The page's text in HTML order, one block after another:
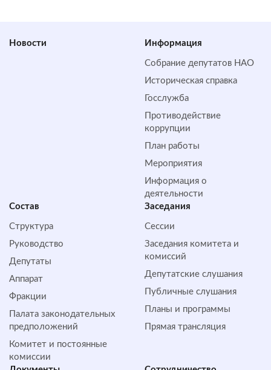
Новости Информация
Собрание депутатов НАО
Историческая справка
Госслужба
Противодействие
коррупции
План работы
Мероприятия
Информация о
деятельности
Состав
Структура
Руководство
Депутаты
Аппарат
Фракции
Палата законодательных
предположений
Комитет и постоянные
комиссии
Заседания
Сессии
Заседания комитета и
комиссий
Депутатские слушания
Публичные слушания
Планы и программы
Прямая трансляция